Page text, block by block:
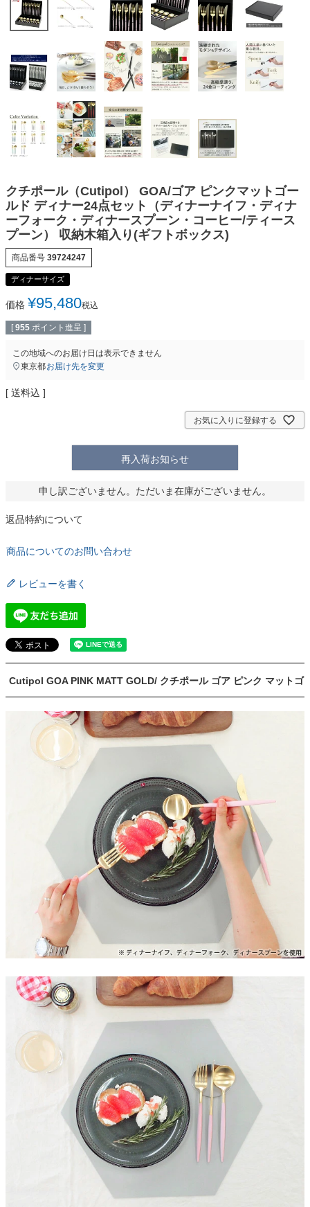
クチポール（Cutipol） GOA/ゴア ピンクマットゴー
ルド ディナー24点セット（ディナーナイフ・ディナ
ーフォーク・ディナースプーン・コーヒー/ティース
プーン） 収納木箱入り(ギフトボックス)
商品番号 39724247
ディナーサイズ
価格 ¥95,480税込
[ 955 ポイント進呈 ]
この地域へのお届け日は表示できません
東京都お届け先を変更
送料込
お気に入りに登録する
再入荷お知らせ
申し訳ございません。ただいま在庫がございません。
返品特約について
商品についてのお問い合わせ
レビューを書く
Cutipol GOA PINK MATT GOLD/ クチポール ゴア ピンク マットゴ